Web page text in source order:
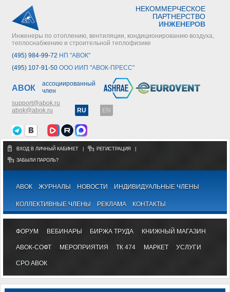
НЕКОММЕРЧЕСКОЕ
ПАРТНЕРСТВО
ИНЖЕНЕРОВ
Инженеры по отоплению, вентиляции, кондиционированию воздуха,
теплоснабжению и строительной теплофизике
(495) 984-99-72 НП "АВОК"
(495) 107-91-50 ООО ИИП "АВОК-ПРЕСС"
АВОК
ассоциированный
член
support@abok.ru
abok@abok.ru
RU EN
ВХОД В ЛИЧНЫЙ КАБИНЕТ РЕГИСТРАЦИЯ
ЗАБЫЛИ ПАРОЛЬ?
АВОК ЖУРНАЛЫ НОВОСТИ ИНДИВИДУАЛЬНЫЕ ЧЛЕНЫ
КОЛЛЕКТИВНЫЕ ЧЛЕНЫ РЕКЛАМА КОНТАКТЫ
ФОРУМ ВЕБИНАРЫ БИРЖА ТРУДА КНИЖНЫЙ МАГАЗИН
АВОК-СОФТ МЕРОПРИЯТИЯ ТК 474 МАРКЕТ УСЛУГИ
СРО АВОК